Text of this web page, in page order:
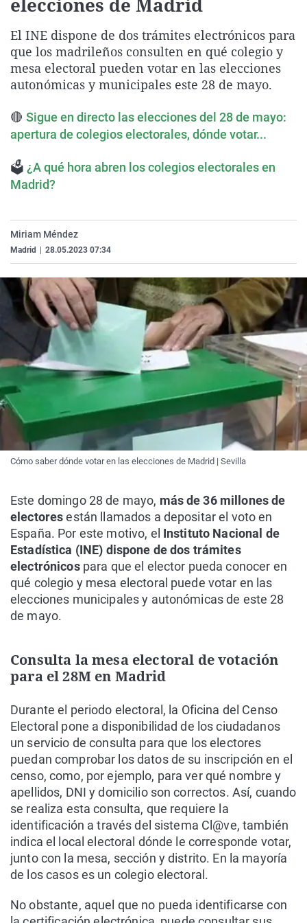
La rosa de los vientos
Gente viajera
Como el perro y el
Caso
Retornados
Equipo de
Operación Viuda
Extremadura
Galicia
La Rioja
Navarra
Virales
Televisión
Elecciones
El INE dispone de dos trámites electrónicos para
que los madrileños consulten en qué colegio y
mesa electoral pueden votar en las elecciones
autonómicas y municipales este 28 de mayo.
🔴 Sigue en directo las elecciones del 28 de mayo:
apertura de colegios electorales, dónde votar...
🗳 ¿A qué hora abren los colegios electorales en
Madrid?
Miriam Méndez
Madrid 28.05.2023 07:34
Cómo saber dónde votar en las elecciones de Madrid | Sevilla
Este domingo 28 de mayo, más de 36 millones de
electoresestán llamados a depositar el voto en
España. Por este motivo, el Instituto Nacional de
Estadística (INE) dispone de dos trámites
electrónicospara que el elector pueda conocer en
qué colegio y mesa electoral puede votar en las
elecciones municipales y autonómicas de este 28
de mayo.
Consulta la mesa electoral de votación
para el 28M en Madrid
Durante el periodo electoral, la Oficina del Censo
Electoral pone a disponibilidad de los ciudadanos
un servicio de consulta para que los electores
puedan comprobar los datos de su inscripción en el
censo, como, por ejemplo, para ver qué nombre y
apellidos, DNI y domicilio son correctos. Así, cuando
se realiza esta consulta, que requiere la
identificación a través del sistema Cl@ve, también
indica el local electoral dónde le corresponde votar,
junto con la mesa, sección y distrito. En la mayoría
de los casos es un colegio electoral.
No obstante, aquel que no pueda identificarse con